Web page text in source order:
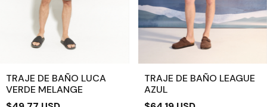
TRAJE DE BAÑO LUCA
VERDE MELANGE
TRAJE DE BAÑO LEAGUE
AZUL